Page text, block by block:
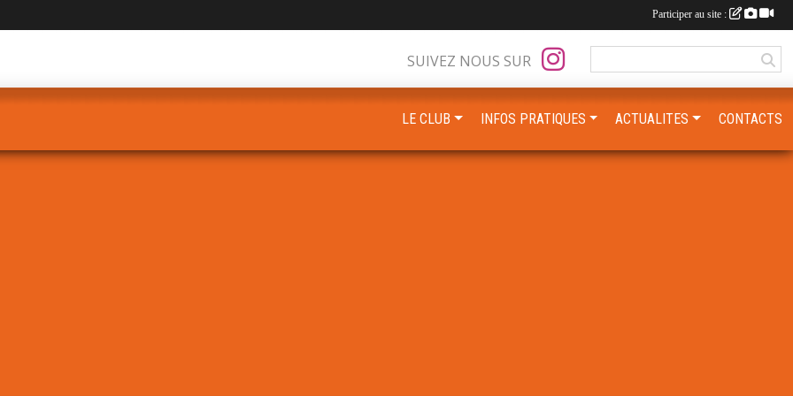
SUIVEZ NOUS SUR
LE CLUB INFOS PRATIQUES ACTUALITES CONTACTS
Participer au site :